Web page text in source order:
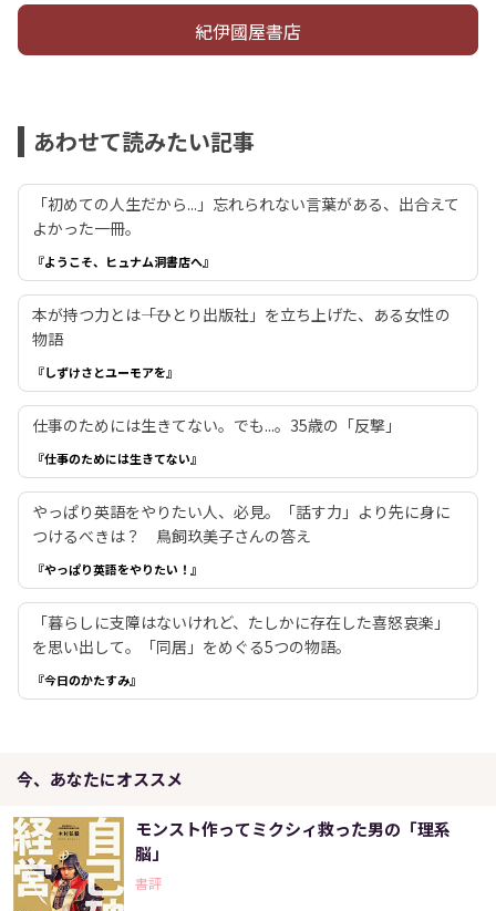
紀伊國屋書店
あわせて読みたい記事
「初めての人生だから...」忘れられない言葉がある、出合えて
よかった一冊。
『ようこそ、ヒュナム洞書店へ』
本が持つ力とは――「ひとり出版社」を立ち上げた、ある女性の
物語
『しずけさとユーモアを』
仕事のためには生きてない。でも...。35歳の「反撃」
『仕事のためには生きてない』
やっぱり英語をやりたい人、必見。「話す力」より先に身に
つけるべきは？ 鳥飼玖美子さんの答え
『やっぱり英語をやりたい！』
「暮らしに支障はないけれど、たしかに存在した喜怒哀楽」
を思い出して。「同居」をめぐる5つの物語。
『今日のかたすみ』
今、あなたにオススメ
モンスト作ってミクシィ救った男の「理系
脳」
書評